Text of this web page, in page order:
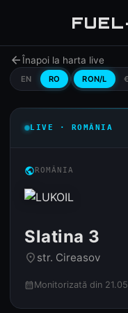
arrow_backÎnapoi la harta live
EN RO RON/L
LIVE · ROMÂNIA
publicROMÂNIA
Slatina 3
place str. Cireasov
calendar_month Monitorizată din